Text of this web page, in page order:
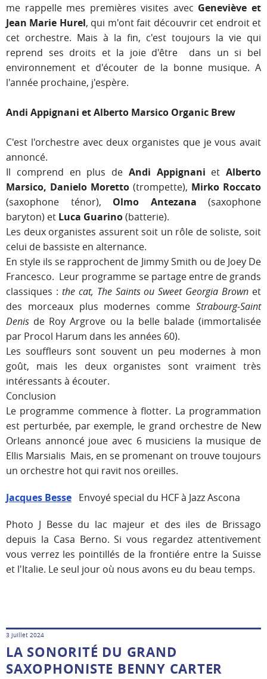
me rappelle mes premières visites avec Geneviève et
Jean Marie Hurel, qui m'ont fait découvrir cet endroit et
cet orchestre. Mais à la fin, c'est toujours la vie qui
reprend ses droits et la joie d'être dans un si bel
environnement et d'écouter de la bonne musique. A
l'année prochaine, j'espère.
Andi Appignani et Alberto Marsico Organic Brew
C'est l'orchestre avec deux organistes que je vous avait
annoncé.
Il comprend en plus de Andi Appignani et Alberto
Marsico, Danielo Moretto (trompette), Mirko Roccato
(saxophone ténor), Olmo Antezana (saxophone
baryton) et Luca Guarino(batterie).
Les deux organistes assurent soit un rôle de soliste, soit
celui de bassiste en alternance.
En style ils se rapprochent de Jimmy Smith ou de Joey De
Francesco. Leur programme se partage entre de grands
classiques : the cat, The Saints ou Sweet Georgia Brown et
des morceaux plus modernes comme Strabourg-Saint
Denis de Roy Argrove ou la belle balade (immortalisée
par Procol Harum dans les années 60).
Les souffleurs sont souvent un peu modernes à mon
goût, mais les deux organistes sont vraiment très
intéressants à écouter.
Conclusion
Le programme commence à flotter. La programmation
est perturbée, par exemple, le grand orchestre de New
Orleans annoncé joue avec 6 musiciens la musique de
Ellis Marsialis Mais, en se promenant on trouve toujours
un orchestre hot qui ravit nos oreilles.
Jacques Besse Envoyé special du HCF à Jazz Ascona
Photo J Besse du lac majeur et des iles de Brissago
depuis la Casa Berno. Si vous regardez attentivement
vous verrez les pointillés de la frontiére entre la Suisse
et l'Italie. Le seul jour où nous avons eu du beau temps.
3 juillet 2024
LA SONORITÉ DU GRAND
SAXOPHONISTE BENNY CARTER